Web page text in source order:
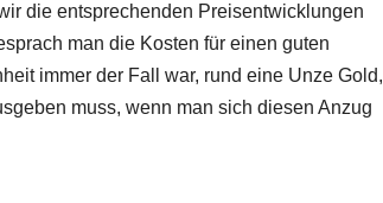
die entsprechenden Preisentwicklungen
man die Kosten für einen guten
immer der Fall war, rund eine Unze Gold,
muss, wenn man sich diesen Anzug